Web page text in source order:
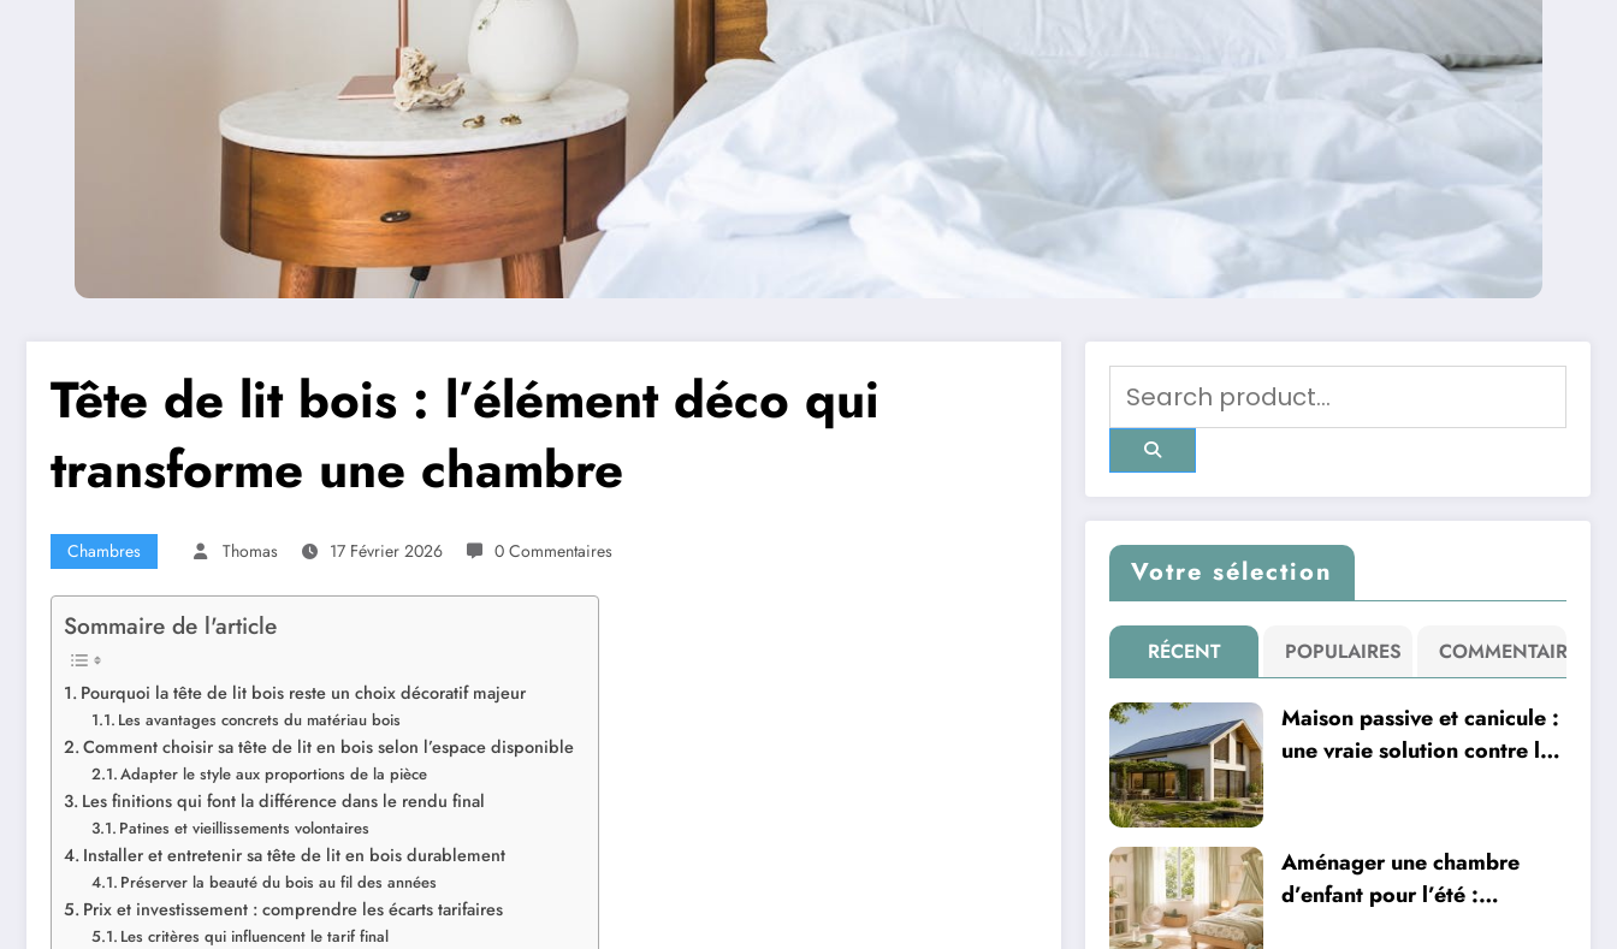
Tête de lit bois : l’élément déco qui
transforme une chambre
Chambres Thomas 17 Février 2026 0 Commentaires
Sommaire de l'article
Pourquoi la tête de lit bois reste un choix décoratif majeur
Les avantages concrets du matériau bois
Comment choisir sa tête de lit en bois selon l’espace disponible
Adapter le style aux proportions de la pièce
Les finitions qui font la différence dans le rendu final
Patines et vieillissements volontaires
Installer et entretenir sa tête de lit en bois durablement
Préserver la beauté du bois au fil des années
Prix et investissement : comprendre les écarts tarifaires
Les critères qui influencent le tarif final
Votre sélection
RÉCENT POPULAIRES COMMENTAIRE
Maison passive et canicule :
une vraie solution contre la
Aménager une chambre
d’enfant pour l’été :